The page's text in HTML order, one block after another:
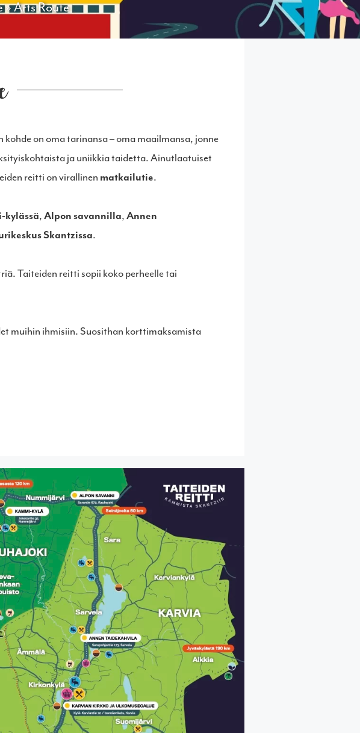
»Arts Route
kohde on oma tarinansa – oma maailmansa, jonne
ja uniikkia taidetta. Ainutlaatuiset
reitti on virallinen matkailutie.
kylässä,Alpon savannilla,Annen
Skantzissa.
Taiteiden reitti sopii koko perheelle tai
muihin ihmisiin. Suosithan korttimaksamista